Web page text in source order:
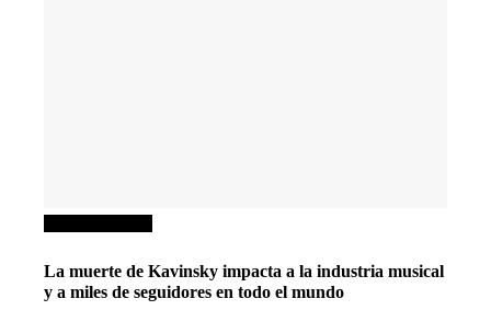
La muerte de Kavinsky impacta a la industria musical
y a miles de seguidores en todo el mundo